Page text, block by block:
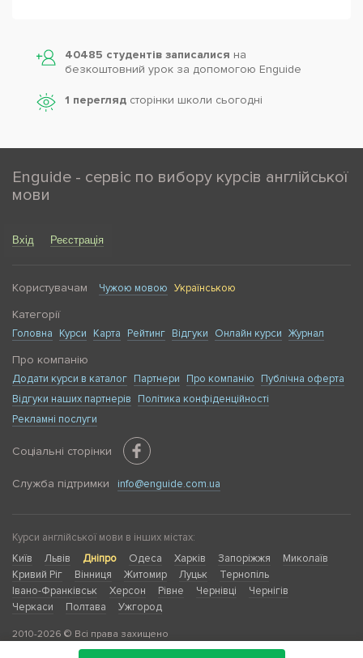
40485 студентів записалися на
безкоштовний урок за допомогою Enguide
1 перегляд сторінки школи cьогодні
Enguide - сервіс по вибору курсів англійської
мови
Вхід Реєстрація
Користувачам Чужою мовою Українською
Категорії
Головна Курси Карта Рейтинг Відгуки Онлайн курси Журнал
Про компанію
Додати курси в каталог Партнери Про компанію
Публічна оферта
Відгуки наших партнерів
Політика конфіденційності
Рекламні послуги
Соціальні сторінки
Служба підтримки info@enguide.com.ua
Курси англійської мови в інших містах:
Київ
Львів Дніпро Одеса Харків Запоріжжя
Миколаїв
Кривий Ріг
Вінниця Житомир Луцьк
Тернопіль
Івано-Франківськ
Херсон Рівне Чернівці
Чернігів
Черкаси
Полтава Ужгород
2010-2026 © Всі права захищено